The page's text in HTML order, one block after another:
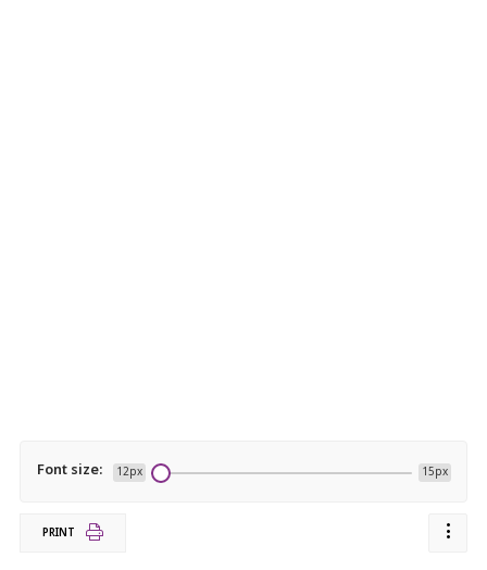
Font size: 12px 15px
PRINT